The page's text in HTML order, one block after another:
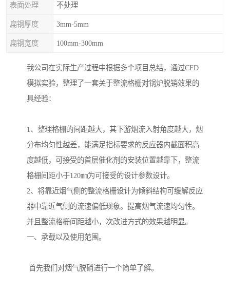
表面处理 不处理
扁钢厚度 3mm-5mm
扁钢宽度 100mm-300mm
我公司在实际生产过程中根据多个项目总结，通过CFD
模拟实验，整理了一套关于整流格栅对锅炉脱销效果的
具经验：
1、整理格栅的间距越大，其下游烟流入射角度越大，烟
分布均匀性越差，能满足指标要求的反应器内截面积高
度越低，可接受的首层催化剂的安装位置越靠下，整流
格栅间距小于120㎜为可接受的设计参数设计。
2、将靠近烟气侧的整流格栅设计为倾斜结构可缓解反应
器中靠近气侧的流速偏低现象。提高烟气流速均匀性。
并且整流格栅间距越小，次改进方式的效果越明显。
一、承载以及使用范围。
首先我们对烟气脱硝进行一个简单了解。